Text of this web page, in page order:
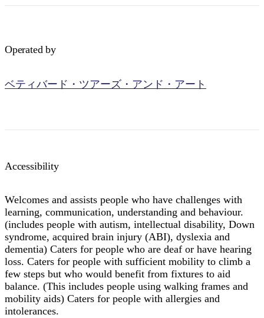
検
Operated by
ベティバード・ツアーズ・アンド・アート
Accessibility
Welcomes and assists people who have challenges with
learning, communication, understanding and behaviour.
(includes people with autism, intellectual disability, Down
syndrome, acquired brain injury (ABI), dyslexia and
dementia) Caters for people who are deaf or have hearing
loss. Caters for people with sufficient mobility to climb a
few steps but who would benefit from fixtures to aid
balance. (This includes people using walking frames and
mobility aids) Caters for people with allergies and
intolerances.